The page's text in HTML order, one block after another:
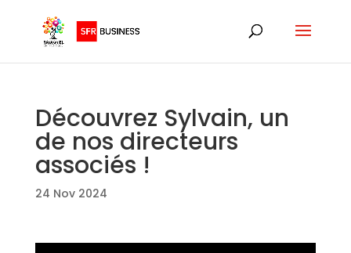
Découvrez Sylvain, un
de nos directeurs
associés !
24 Nov 2024